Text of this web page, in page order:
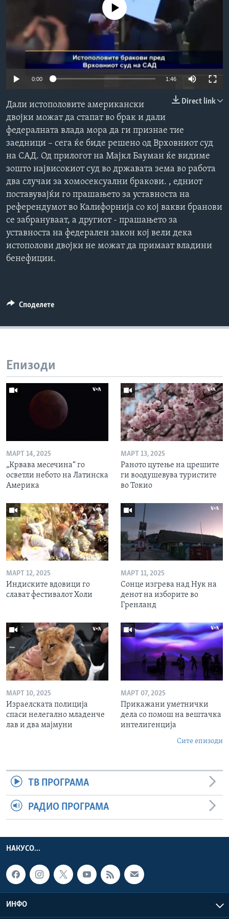
Јазици
No media source currently available
0:00 1:46
Direct link
Дали истополовите американски
двојки можат да стапат во брак и дали
федералната влада мора да ги признае тие
заедници – сега ќе биде решено од Врховниот суд
на САД. Од прилогот на Мајкл Бауман ќе видиме
зошто највисокиот суд во државата зема во работа
два случаи за хомосексуални бракови. , едниот
поставувајќи го прашањето за уставноста на
референдумот во Калифорнија со кој вакви бранови
се забрануваат, а другиот - прашањето за
уставноста на федерален закон кој вели дека
истополови двојки не можат да примаат владини
бенефиции.
Споделете
Епизоди
МАРТ 14, 2025
„Крвава месечина“ го
осветли небото на Латинска
Америка
МАРТ 13, 2025
Раното цутење на црешите
ги воодушевува туристите
во Токио
МАРТ 12, 2025
Индиските вдовици го
слават фестивалот Холи
МАРТ 11, 2025
Сонце изгрева над Нук на
денот на изборите во
Гренланд
МАРТ 10, 2025
Израелската полиција
спаси нелегално младенче
лав и два мајмуни
МАРТ 07, 2025
Прикажани уметнички
дела со помош на вештачка
интелигенција
Сите епизоди
ТВ ПРОГРАМА
РАДИО ПРОГРАМА
НАКУСО...
ИНФО